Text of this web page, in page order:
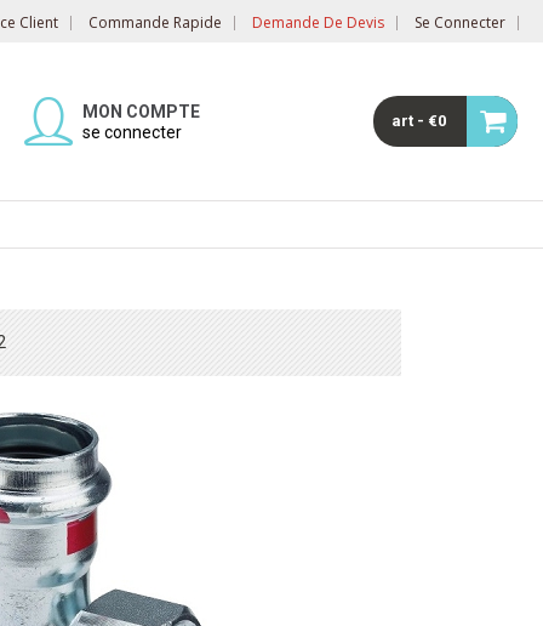
Client Commande Rapide Demande De Devis Se Connecter
MON COMPTE
se connecter
art - €0